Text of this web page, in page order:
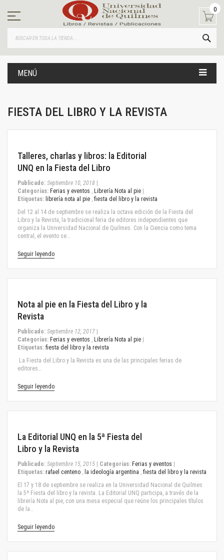
contenido
0
MENÚ
FIESTA DEL LIBRO Y LA REVISTA
Talleres, charlas y libros: la Editorial
UNQ en la Fiesta del Libro
Publicado: Septiembre 10, 2018
Categorías: Ferias y eventos , Librería Nota al pie
Etiquetas: librería nota al pie , fiesta del libro y la revista
Del 12 al 14 de septiembre se realiza la octava edición de la Fiesta del
Libro y la Revista, la tradicional feria de editores independientes que
organiza la Universidad Nacional de Quilmes. Con la Ciencia como tema
central, el evento se…
Seguir leyendo
Nota al pie en la Fiesta del Libro y la
Revista
Publicado: Septiembre 12, 2017
Categorías: Ferias y eventos , Librería Nota al pie
Etiquetas: fiesta del libro y la revista
La Fiesta del Libro y la Revista es una de las principales ferias de
editores…
Seguir leyendo
La Editorial UNQ en la 5ª Fiesta del
Libro y la Revista
Publicado: Septiembre 15, 2015 Categorías: Ferias y eventos
Etiquetas: rafael centeno , la ideología argentina , fiesta del libro y la revista
El 17 y 18 de septiembre se realiza en la Universidad Nacional de Quilmes
la 5ª Fiesta del libro y la revista. La Editorial UNQ participa, a través de la
librería Nota al pie, con una mesa especial que reúne los principales títulos
de la…
Seguir leyendo